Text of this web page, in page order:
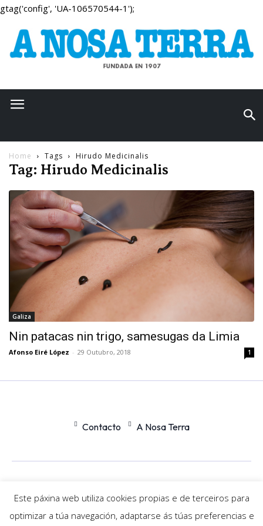
gtag('config', 'UA-106570544-1');
Home Tags Hirudo Medicinalis
Tag: Hirudo Medicinalis
Galiza
Nin patacas nin trigo, samesugas da Limia
Afonso Eiré López - 29 Outubro, 2018 1
Contacto A Nosa Terra
OfficeNexus
© Newspaper WordPress Theme by TagDiv
Este páxina web utiliza cookies propias e de terceiros para
optimizar a túa navegación, adaptarse ás túas preferencias e